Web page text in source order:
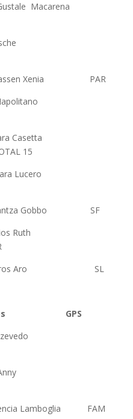
Macarena
Fritzsche
Xenia PAR
Napolitano
Casetta
15
Lucero
Gobbo SF
Ruth
Aro SL
GPS
Azevedo
Anny
Lamboglia FAM